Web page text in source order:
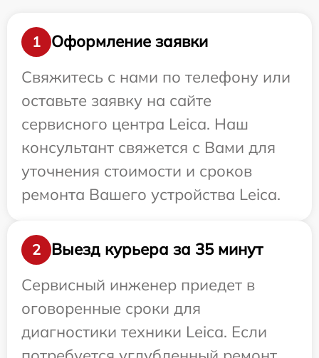
1
Оформление заявки
Свяжитесь с нами по телефону или
оставьте заявку на сайте
сервисного центра Leica. Наш
консультант свяжется с Вами для
уточнения стоимости и сроков
ремонта Вашего устройства Leica.
2
Выезд курьера за 35 минут
Сервисный инженер приедет в
оговоренные сроки для
диагностики техники Leica. Если